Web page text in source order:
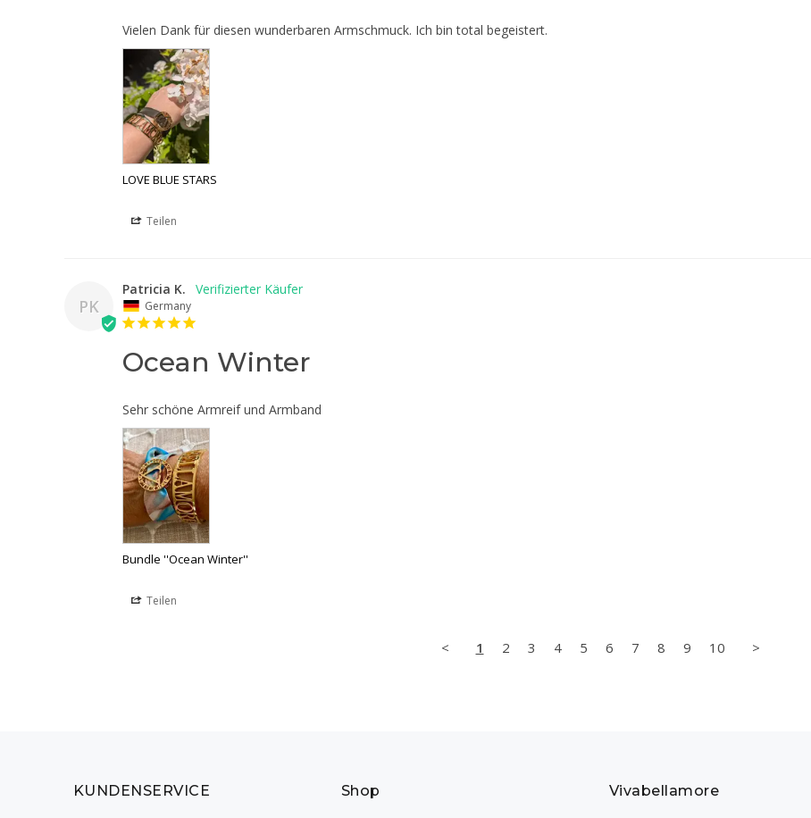
Vielen Dank für diesen wunderbaren Armschmuck. Ich bin total begeistert.
LOVE BLUE STARS
Teilen
PK
Patricia K.
Germany
Ocean Winter
Sehr schöne Armreif und Armband
Bundle ''Ocean Winter''
Teilen
< 1 2 3 4 5 6 7 8 9 10 >
KUNDENSERVICE Shop Vivabellamore